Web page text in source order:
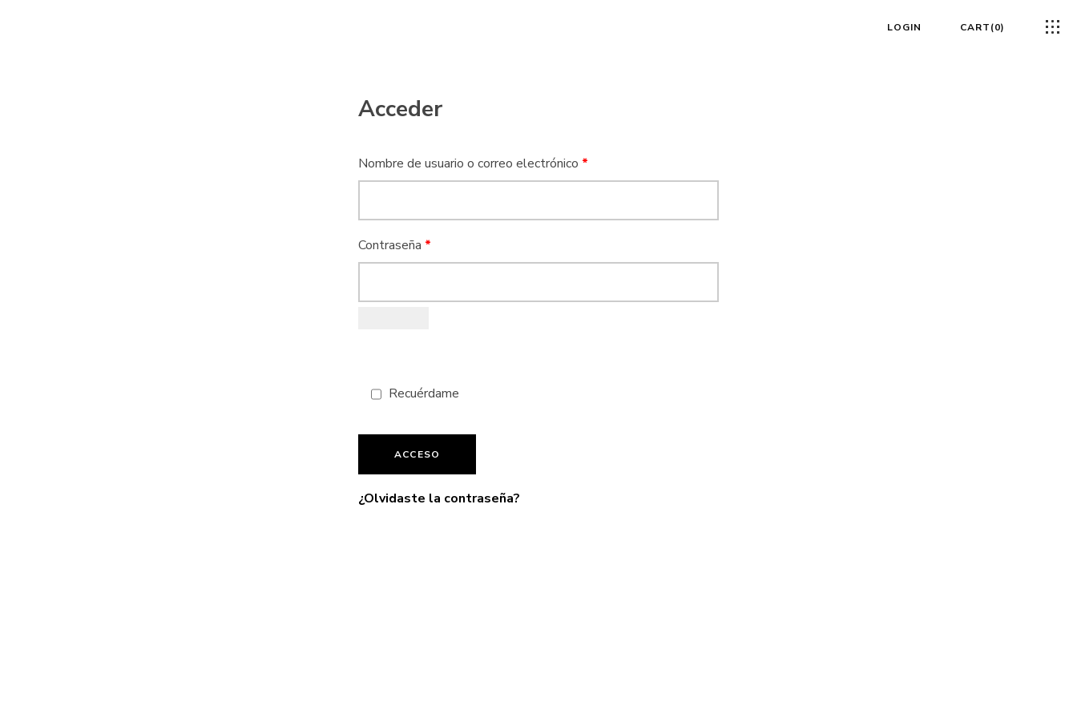
Login
Username or email address*
Password*
Remember me
LOGIN CART 0
Acceder
Nombre de usuario o correo electrónico *
Contraseña *
Recuérdame
ACCESO
¿Olvidaste la contraseña?